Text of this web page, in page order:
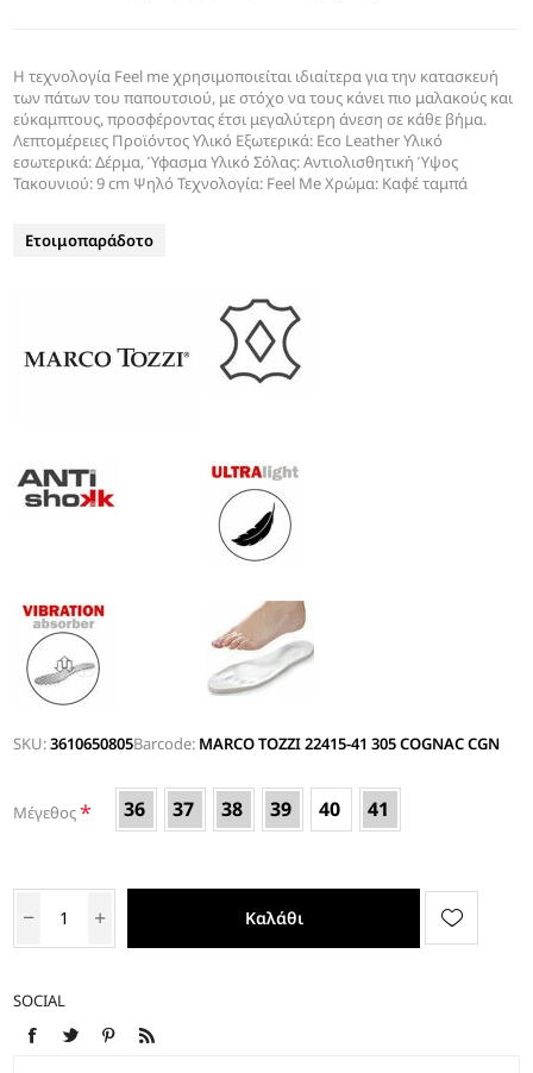
Η τεχνολογία Feel me χρησιμοποιείται ιδιαίτερα για την κατασκευή
των πάτων του παπουτσιού, με στόχο να τους κάνει πιο μαλακούς και
εύκαμπτους, προσφέροντας έτσι μεγαλύτερη άνεση σε κάθε βήμα.
Λεπτομέρειες Προϊόντος Υλικό Εξωτερικά: Eco Leather Υλικό
εσωτερικά: Δέρμα, Ύφασμα Υλικό Σόλας: Αντιολισθητική Ύψος
Τακουνιού: 9 cm Ψηλό Τεχνολογία: Feel Me Χρώμα: Καφέ ταμπά
Ετοιμοπαράδοτο
SKU:3610650805Barcode: MARCO TOZZI 22415-41 305 COGNAC CGN
Μέγεθος* 36 37 38 39 40 41
Καλάθι
SOCIAL